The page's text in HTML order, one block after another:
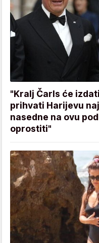
"Kralj Čarls će
prihvati Harijevu
nasedne na ovu
oprostiti"